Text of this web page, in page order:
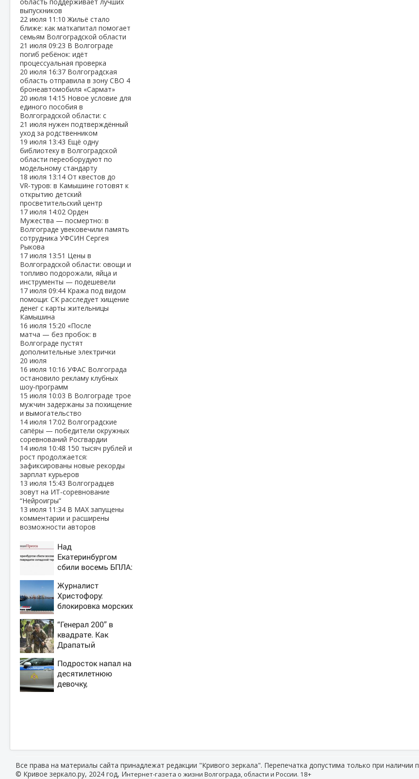
выпускников
22 июля 11:10Жильё стало
ближе: как маткапитал помогает
семьям Волгоградской области
21 июля 09:23 В Волгограде
погиб ребёнок: идёт
процессуальная проверка
20 июля 16:37 Волгоградская
область отправила в зону СВО 4
бронеавтомобиля «Сармат»
20 июля 14:15 Новое условие для
единого пособия в
Волгоградской области: с
21 июля нужен подтверждённый
уход за родственником
19 июля 13:43 Ещё одну
библиотеку в Волгоградской
области переоборудуют по
модельному стандарту
18 июля 13:14 От квестов до
VR‑туров: в Камышине готовят к
открытию детский
просветительский центр
17 июля 14:02 Орден
Мужества — посмертно: в
Волгограде увековечили память
сотрудника УФСИН Сергея
Рыкова
17 июля 13:51 Цены в
Волгоградской области: овощи и
топливо подорожали, яйца и
инструменты — подешевели
17 июля 09:44 Кража под видом
помощи: СК расследует хищение
денег с карты жительницы
Камышина
16 июля 15:20 «После
матча — без пробок: в
Волгограде пустят
дополнительные электрички
20 июля
16 июля 10:16 УФАС Волгограда
остановило рекламу клубных
шоу‑программ
15 июля 10:03 В Волгограде трое
мужчин задержаны за похищение
и вымогательство
14 июля 17:02 Волгоградские
сапёры — победители окружных
соревнований Росгвардии
14 июля 10:48 150 тысяч рублей и
рост продолжается:
зафиксированы новые рекорды
зарплат курьеров
13 июля 15:43 Волгоградцев
зовут на ИТ‑соревнование
“Нейроигры”
13 июля 11:34 В МАХ запущены
комментарии и расширены
возможности авторов
Над
Екатеринбургом
сбили восемь БПЛА:
сотрудников
Wildberries
Журналист
Христофору:
блокировка морских
катастрофа для
Украины
“Генерал 200” в
квадрате. Как
Драпатый
Сырского
Подросток напал на
десятилетнюю
девочку,
Все права на материалы сайта принадлежат редакции "Кривого зеркала". Перепечатка допустима только при наличии
© Кривое зеркало.ру, 2024 год, Интернет-газета о жизни Волгограда, области и России. 18+